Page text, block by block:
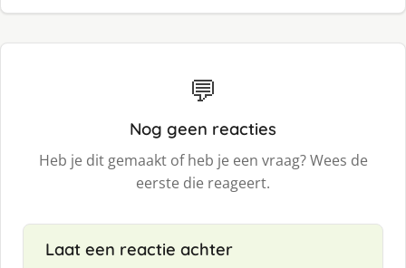
💬
Nog geen reacties
Heb je dit gemaakt of heb je een vraag? Wees de
eerste die reageert.
Laat een reactie achter